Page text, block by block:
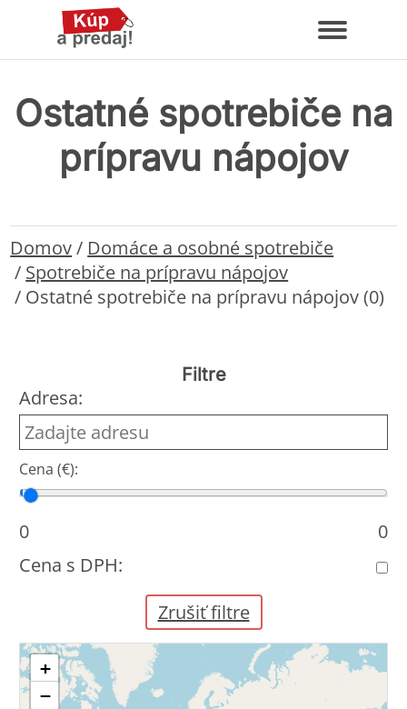
Ostatné spotrebiče na
prípravu nápojov
Domov/ Domáce a osobné spotrebiče
/ Spotrebiče na prípravu nápojov
/ Ostatné spotrebiče na prípravu nápojov (0)
Filtre
Adresa:
Cena (€):
Cena od
Cena do
0
0
Cena s DPH:
Zrušiť filtre
+
−